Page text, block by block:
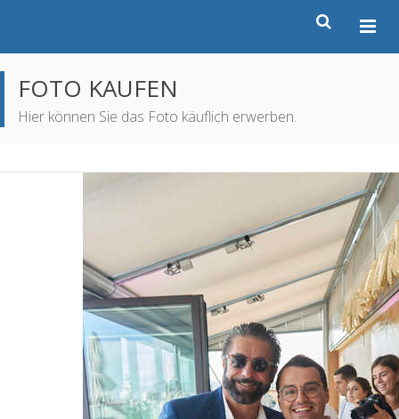
FOTO KAUFEN
Hier können Sie das Foto käuflich erwerben.